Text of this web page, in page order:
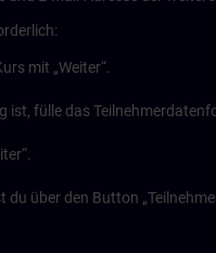
mit „Weiter“.
ist, fülle das
über den Button